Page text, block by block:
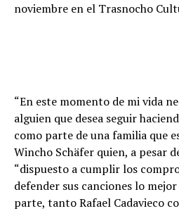
noviembre en el Trasnocho
“En este momento de mi vida
alguien que desea seguir
como parte de una familia que
Wincho Schäfer quien, a pesar
“dispuesto a cumplir los
defender sus canciones lo
parte, tanto Rafael Cadavieco